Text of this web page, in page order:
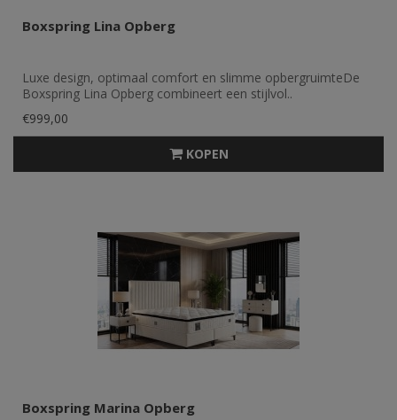
Boxspring Lina Opberg
Luxe design, optimaal comfort en slimme opbergruimteDe
Boxspring Lina Opberg combineert een stijlvol..
€999,00
KOPEN
Boxspring Marina Opberg